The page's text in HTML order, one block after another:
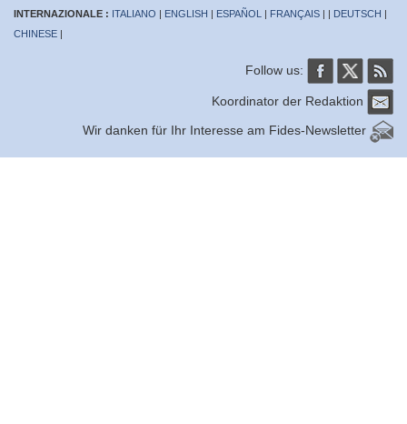
INTERNAZIONALE : ITALIANO | ENGLISH | ESPAÑOL | FRANÇAIS | | DEUTSCH |
CHINESE |
Follow us:
Koordinator der Redaktion
Wir danken für Ihr Interesse am Fides-Newsletter